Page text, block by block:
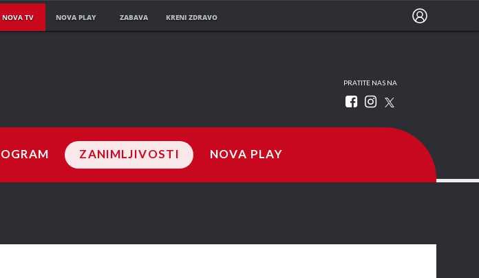
NOVA TV NOVA PLAY ZABAVA KRENI ZDRAVO
PRATITE NAS NA
ZANIMLJIVOSTI NOVA PLAY